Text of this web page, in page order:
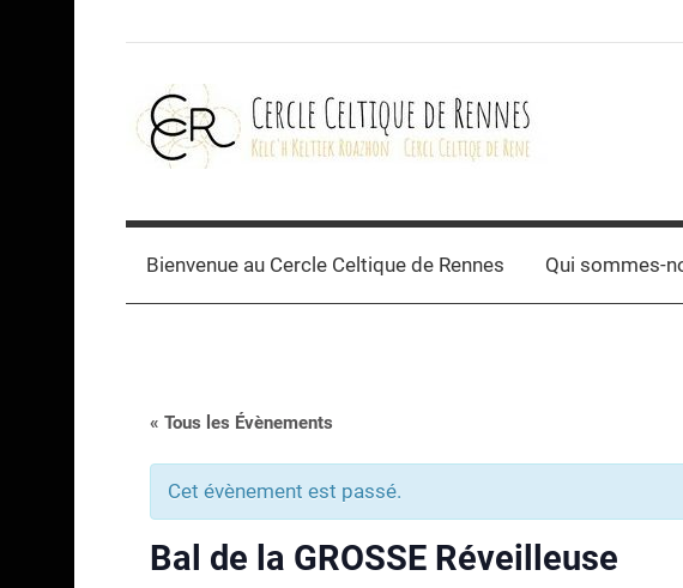
Cercle
celtique
Rennes
Bienvenue au Cercle Celtique de Rennes Qui sommes-
« Tous les Évènements
Cet évènement est passé.
Bal de la GROSSE Réveilleuse